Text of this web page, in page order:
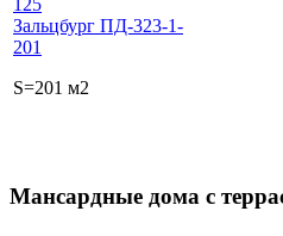
Зальцбург ПД-323-1-
201
S=201 м2
Мансардные дома с